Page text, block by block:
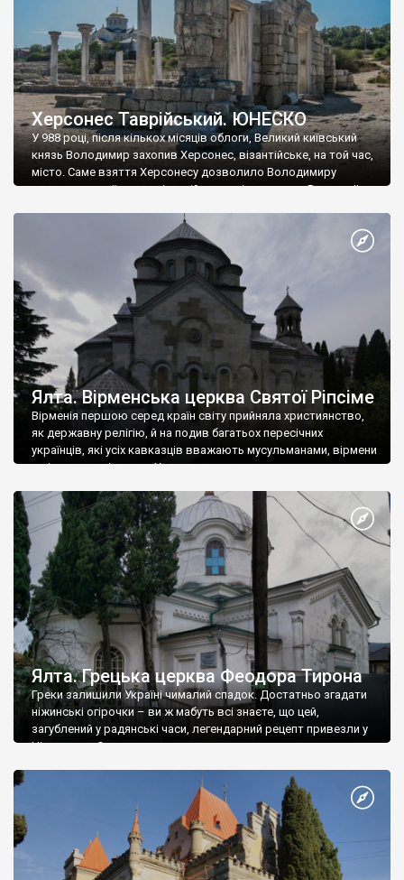
Херсонес Таврійський. ЮНЕСКО
У 988 році, після кількох місяців облоги, Великий київський
князь Володимир захопив Херсонес, візантійське, на той час,
місто. Саме взяття Херсонесу дозволило Володимиру
диктувати свої умови візантійському імператору Василю ІІ, та
Херсонесі Володимир-язичник, став Василем-християнином.
А потім було Хрещення Русі. На честь Херсонесу Таврійського
Ялта. Вірменська церква Святої Ріпсіме
Вірменія першою серед країн світу прийняла християнство,
як державну релігію, й на подив багатьох пересічних
українців, які усіх кавказців вважають мусульманами, вірмени
є відданими вірянами Христа
Ялта. Грецька церква Феодора Тирона
Греки залишили Україні чималий спадок. Достатньо згадати
ніжинські огірочки – ви ж мабуть всі знаєте, що цей,
загублений у радянські часи, легендарний рецепт привезли у
Ніжин греки?